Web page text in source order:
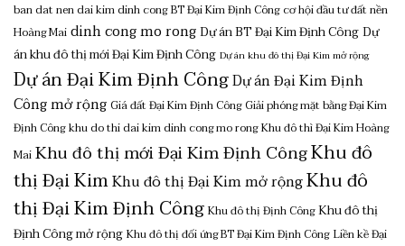
ban dat nen dai kim dinh congBT Đại Kim Định Công cơ hội đầu tư đất nền
Hoàng Maidinh cong mo rongDự án BT Đại Kim Định CôngDự
án khu đô thị mới Đại Kim Định Công Dự án khu đô thị Đại Kim mở rộng
Dự án Đại Kim Định CôngDự án Đại Kim Định
Công mở rộngGiá đất Đại Kim Định CôngGiải phóng mặt bằng Đại Kim
Định Côngkhu do thi dai kim dinh cong mo rongKhu đô thì Đại Kim Hoàng
MaiKhu đô thị mới Đại Kim Định CôngKhu đô
thị Đại KimKhu đô thị Đại Kim mở rộngKhu đô
thị Đại Kim Định CôngKhu đô thị Định CôngKhu đô thị
Định Công mở rộngKhu đô thị đối ứng BT Đại Kim Định Công Liền kề Đại